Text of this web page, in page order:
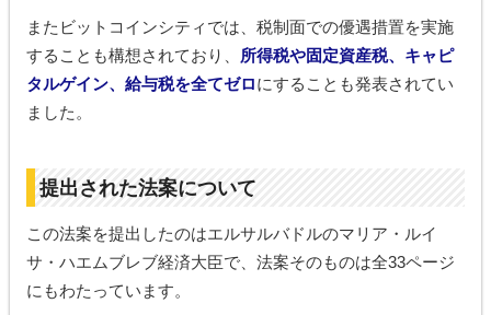
またビットコインシティでは、税制面での優遇措置を実施
することも構想されており、 所得税や固定資産税、キャピ
タルゲイン、給与税を全てゼロにすることも発表されてい
ました。
提出された法案について
この法案を提出したのはエルサルバドルのマリア・ルイ
サ・ハエムブレブ経済大臣で、法案そのものは全33ページ
にもわたっています。